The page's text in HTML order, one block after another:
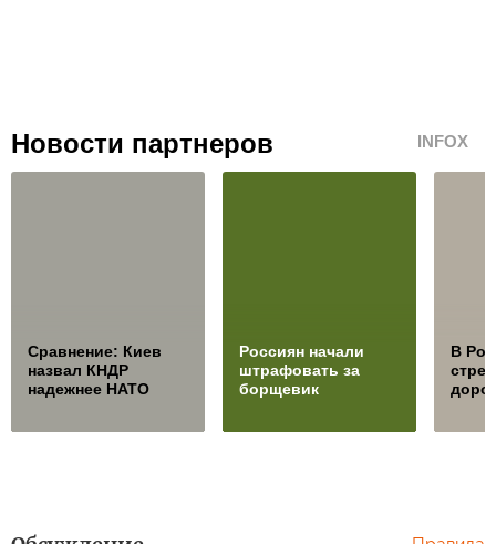
Новости партнеров INFOX
Сравнение: Киев
назвал КНДР
надежнее НАТО
Россиян начали
штрафовать за
борщевик
В